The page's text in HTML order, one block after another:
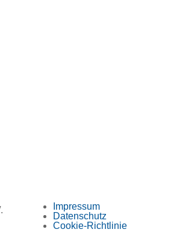
Impressum
Datenschutz
Cookie-Richtlinie